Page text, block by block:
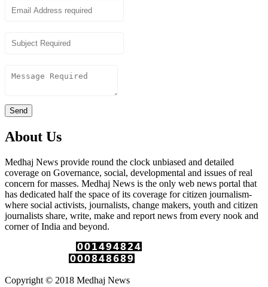
Send
About Us
Medhaj News provide round the clock unbiased and detailed
coverage on Governance, social, developmental and issues of real
concern for masses. Medhaj News is the only web news portal that
has dedicated half the space of its coverage for citizen journalism-
where social activists, journalists, change makers, youth and citizen
journalists share, write, make and report news from every nook and
corner of India and beyond.
Copyright © 2018 Medhaj News